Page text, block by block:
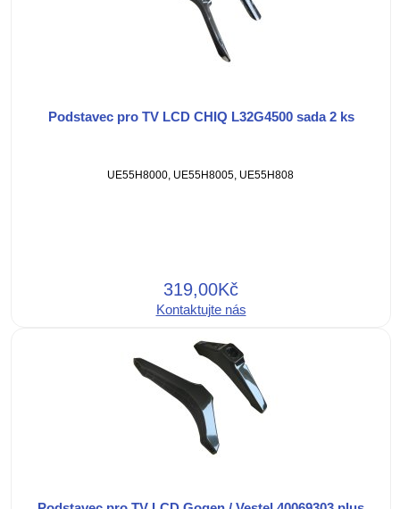
Podstavec pro TV LCD CHIQ L32G4500 sada 2 ks
UE55H8000, UE55H8005, UE55H808
319,00Kč
Kontaktujte nás